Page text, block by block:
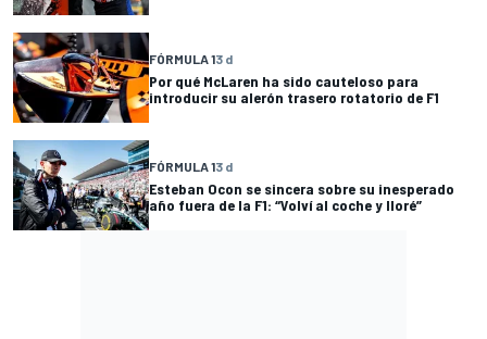
FÓRMULA 13 d
Por qué McLaren ha sido cauteloso para
introducir su alerón trasero rotatorio de F1
FÓRMULA 13 d
Esteban Ocon se sincera sobre su inesperado
año fuera de la F1: “Volví al coche y lloré”